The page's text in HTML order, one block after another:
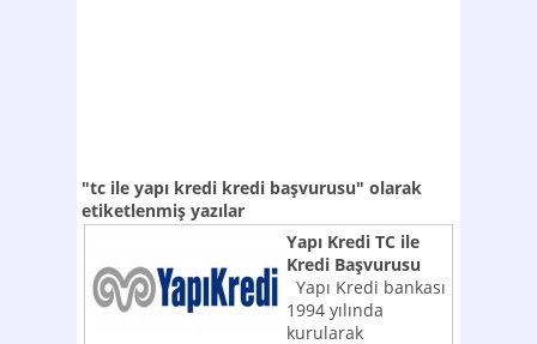
"tc ile yapı kredi kredi başvurusu" olarak
etiketlenmiş yazılar
Yapı Kredi TC ile
Kredi Başvurusu
Yapı Kredi bankası
1994 yılında
kurularak